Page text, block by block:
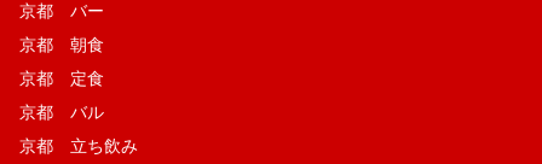
京都 バー
京都 朝食
京都 定食
京都 バル
京都 立ち飲み